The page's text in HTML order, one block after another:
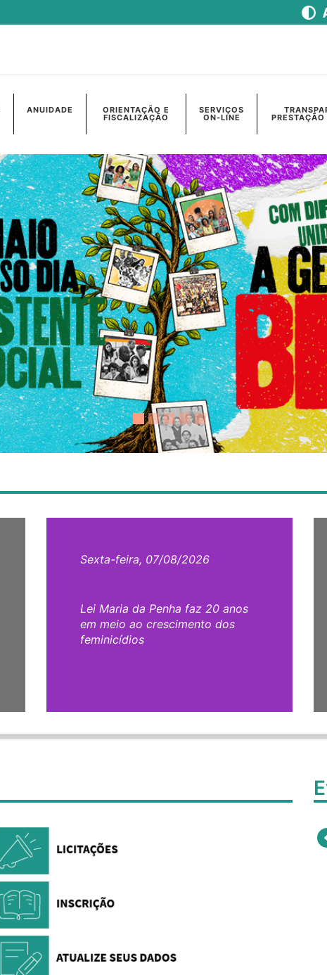
ANUIDADE ORIENTAÇÃO E
FISCALIZAÇÃO
SERVIÇOS
ON-LINE
Sexta-feira, 07/08/2026
Lei Maria da Penha faz 20 anos
em meio ao crescimento dos
feminicídios